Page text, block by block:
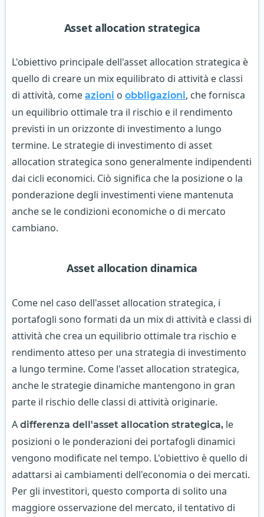
Asset allocation strategica
L'obiettivo principale dell'asset allocation strategica è
quello di creare un mix equilibrato di attività e classi
di attività, come azioni o obbligazioni, che fornisca
un equilibrio ottimale tra il rischio e il rendimento
previsti in un orizzonte di investimento a lungo
termine. Le strategie di investimento di asset
allocation strategica sono generalmente indipendenti
dai cicli economici. Ciò significa che la posizione o la
ponderazione degli investimenti viene mantenuta
anche se le condizioni economiche o di mercato
cambiano.
Asset allocation dinamica
Come nel caso dell'asset allocation strategica, i
portafogli sono formati da un mix di attività e classi di
attività che crea un equilibrio ottimale tra rischio e
rendimento atteso per una strategia di investimento
a lungo termine. Come l'asset allocation strategica,
anche le strategie dinamiche mantengono in gran
parte il rischio delle classi di attività originarie.
A differenza dell'asset allocation strategica, le
posizioni o le ponderazioni dei portafogli dinamici
vengono modificate nel tempo. L'obiettivo è quello di
adattarsi ai cambiamenti dell'economia o dei mercati.
Per gli investitori, questo comporta di solito una
maggiore osservazione del mercato, il tentativo di